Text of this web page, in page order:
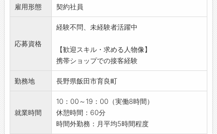
・修理受付
・その他、バックヤードでの事務業務
・見本のデバイスの整頓・清掃
【研修制度】
入社後は研修にて商品知識を学んでいただき、
先輩スタッフの面談に同席をして提案方法を習
得します。
ただければと思います。
【働き方に関して】
日勤かつシフト制になります。
雇用形態 契約社員
応募資格
経験不問、未経験者活躍中
【歓迎スキル・求める人物像】
携帯ショップでの接客経験
勤務地 長野県飯田市育良町
就業時間
10：00～19：00（実働8時間）
休憩時間：60分
時間外勤務：月平均5時間程度